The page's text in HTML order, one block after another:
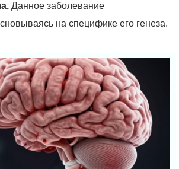
Данное заболевание
на специфике его генеза.